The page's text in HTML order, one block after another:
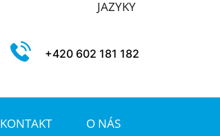
JAZYKY
+420 602 181 182
KONTAKT O NÁS